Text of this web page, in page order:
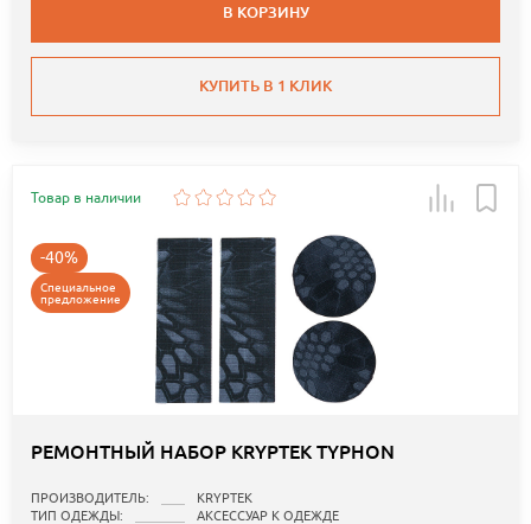
В КОРЗИНУ
КУПИТЬ В 1 КЛИК
Товар в наличии
-40%
Специальное
предложение
РЕМОНТНЫЙ НАБОР KRYPTEK TYPHON
ПРОИЗВОДИТЕЛЬ:
KRYPTEK
ТИП ОДЕЖДЫ:
АКСЕССУАР К ОДЕЖДЕ